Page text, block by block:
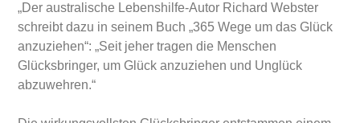
„Der australische Lebenshilfe-Autor Richard Webster
schreibt dazu in seinem Buch „365 Wege um das Glück
anzuziehen“: „Seit jeher tragen die Menschen
Glücksbringer, um Glück anzuziehen und Unglück
abzuwehren.“